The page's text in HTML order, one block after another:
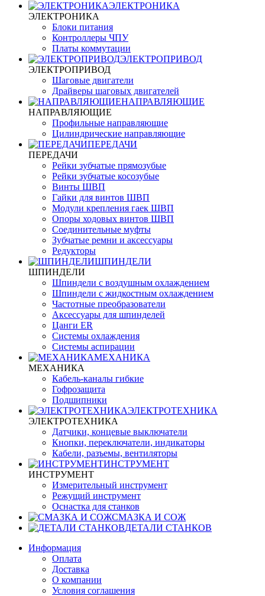
ЭЛЕКТРОНИКА
ЭЛЕКТРОНИКА
Блоки питания
Контроллеры ЧПУ
Платы коммутации
ЭЛЕКТРОПРИВОД
ЭЛЕКТРОПРИВОД
Шаговые двигатели
Драйверы шаговых двигателей
НАПРАВЛЯЮЩИЕ
НАПРАВЛЯЮЩИЕ
Профильные направляющие
Цилиндрические направляющие
ПЕРЕДАЧИ
ПЕРЕДАЧИ
Рейки зубчатые прямозубые
Рейки зубчатые косозубые
Винты ШВП
Гайки для винтов ШВП
Модули крепления гаек ШВП
Опоры ходовых винтов ШВП
Соединительные муфты
Зубчатые ремни и аксессуары
Редукторы
ШПИНДЕЛИ
ШПИНДЕЛИ
Шпиндели с воздушным охлаждением
Шпиндели с жидкостным охлаждением
Частотные преобразователи
Аксессуары для шпинделей
Цанги ER
Системы охлаждения
Системы аспирации
МЕХАНИКА
МЕХАНИКА
Кабель-каналы гибкие
Гофрозащита
Подшипники
ЭЛЕКТРОТЕХНИКА
ЭЛЕКТРОТЕХНИКА
Датчики, концевые выключатели
Кнопки, переключатели, индикаторы
Кабели, разъемы, вентиляторы
ИНСТРУМЕНТ
ИНСТРУМЕНТ
Измерительный инструмент
Режущий инструмент
Оснастка для станков
СМАЗКА И СОЖ
ДЕТАЛИ СТАНКОВ
Информация
Оплата
Доставка
О компании
Условия соглашения